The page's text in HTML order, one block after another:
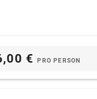
€PRO PERSON